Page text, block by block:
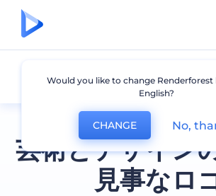
芸術とデザイン
見事なロ
アート・クラフト
Would you like to change Renderforest
English?
CHANGE No,